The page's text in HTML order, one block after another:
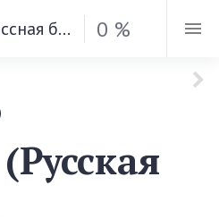
Былины. (Русская классная библиотека. Выпуск 13). 2-е исправленное и дополненное издание. (1) 0 %